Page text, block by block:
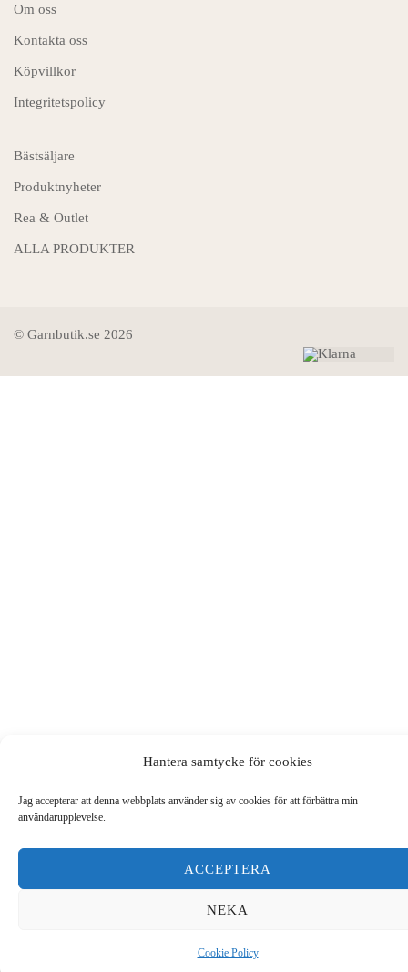
Hantera samtycke för cookies
Jag accepterar att denna webbplats använder sig av cookies för att förbättra min
användarupplevelse.
ACCEPTERA
NEKA
Cookie Policy
Om oss
Kontakta oss
Köpvillkor
Integritetspolicy
Bästsäljare
Produktnyheter
Rea & Outlet
ALLA PRODUKTER
© Garnbutik.se 2026